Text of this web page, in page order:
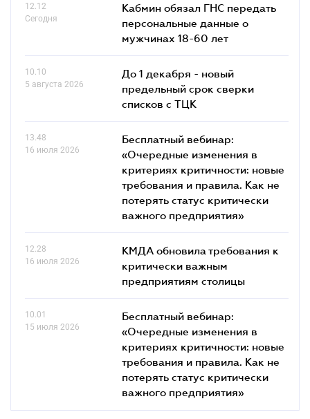
12.12
Сегодня
Кабмин обязал ГНС передать
персональные данные о
мужчинах 18-60 лет
10.10
5 августа 2026
До 1 декабря - новый
предельный срок сверки
списков c ТЦК
13.48
16 июля 2026
Бесплатный вебинар:
«Очередные изменения в
критериях критичности: новые
требования и правила. Как не
потерять статус критически
важного предприятия»
12.28
16 июля 2026
КМДА обновила требования к
критически важным
предприятиям столицы
10.01
15 июля 2026
Бесплатный вебинар:
«Очередные изменения в
критериях критичности: новые
требования и правила. Как не
потерять статус критически
важного предприятия»